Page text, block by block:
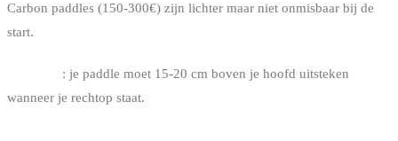
Carbon paddles (150-300€) zijn lichter maar niet onmisbaar bij de
start.
: je paddle moet 15-20 cm boven je hoofd uitsteken
wanneer je rechtop staat.